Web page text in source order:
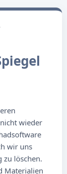
wieder
wir uns
zu löschen.
Materialien